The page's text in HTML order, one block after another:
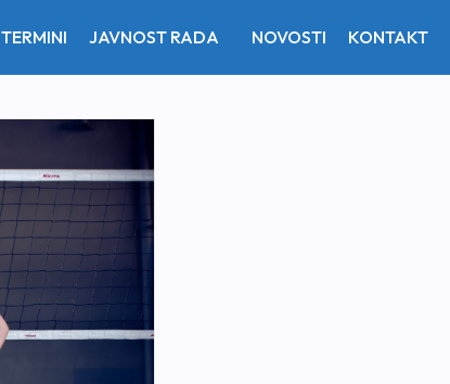
TERMINI JAVNOST RADA NOVOSTI KONTAKT